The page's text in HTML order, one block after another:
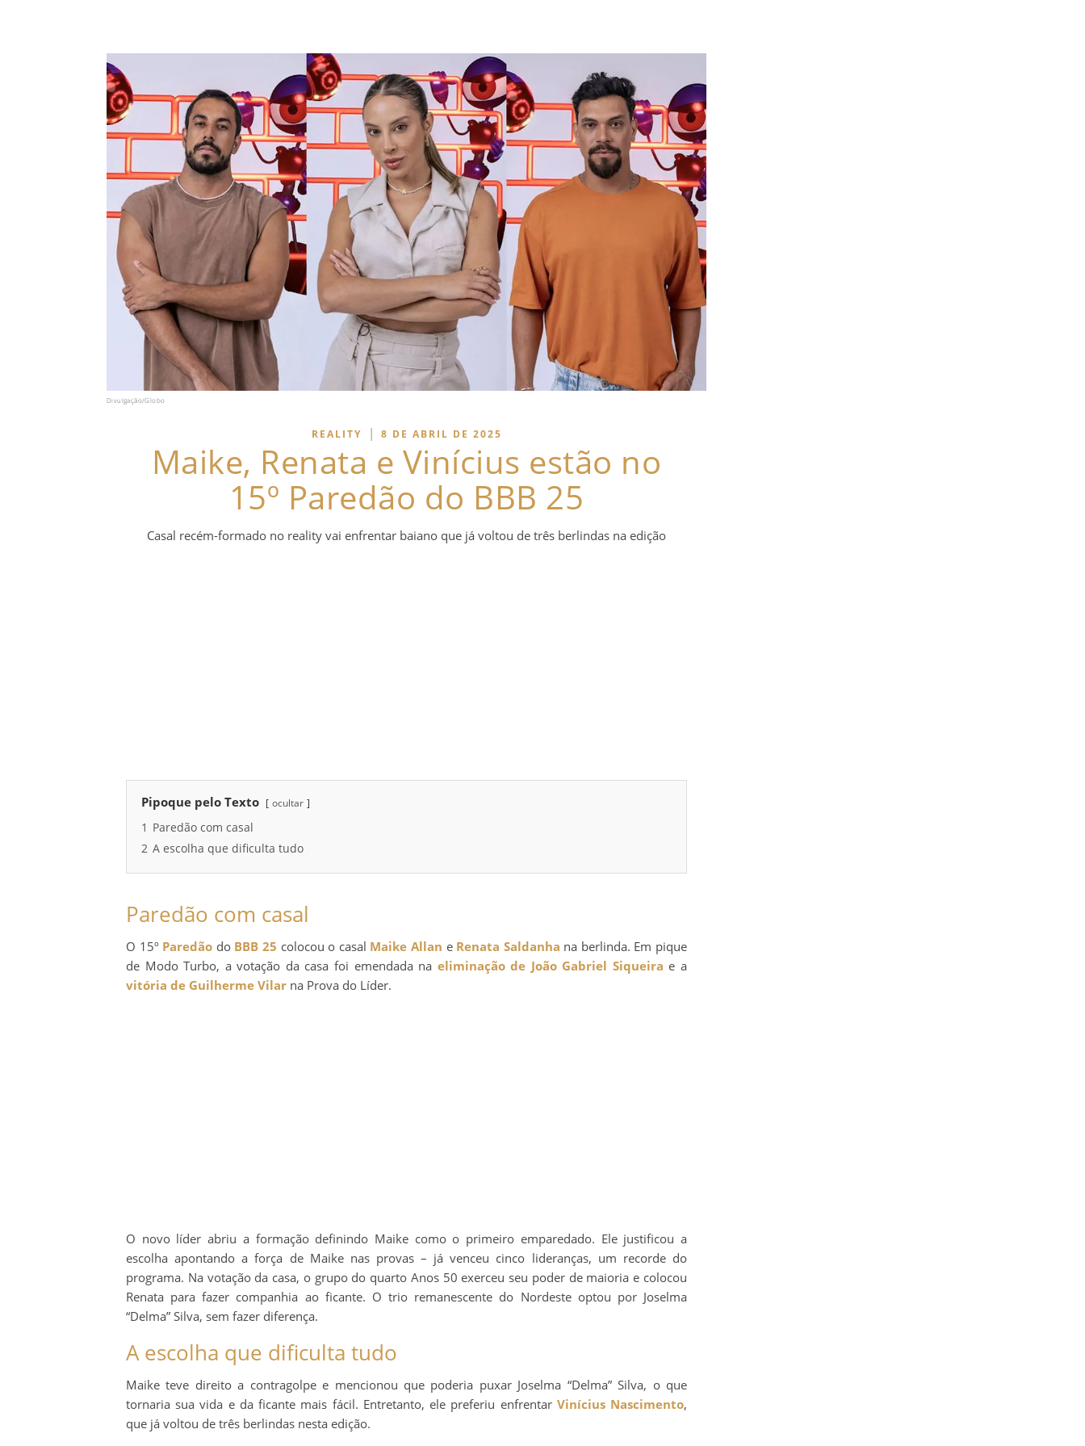
Divulgação/Globo
REALITY | 8 DE ABRIL DE 2025
Maike, Renata e Vinícius estão no
15º Paredão do BBB 25
Casal recém-formado no reality vai enfrentar baiano que já voltou de três berlindas na edição
Pipoque pelo Texto ocultar
1 Paredão com casal
2 A escolha que dificulta tudo
Paredão com casal
O 15º Paredão do BBB 25 colocou o casal Maike Allan e Renata Saldanha na berlinda. Em pique
de Modo Turbo, a votação da casa foi emendada na eliminação de João Gabriel Siqueira e a
vitória de Guilherme Vilar na Prova do Líder.
O novo líder abriu a formação definindo Maike como o primeiro emparedado. Ele justificou a
escolha apontando a força de Maike nas provas – já venceu cinco lideranças, um recorde do
programa. Na votação da casa, o grupo do quarto Anos 50 exerceu seu poder de maioria e colocou
Renata para fazer companhia ao ficante. O trio remanescente do Nordeste optou por Joselma
“Delma” Silva, sem fazer diferença.
A escolha que dificulta tudo
Maike teve direito a contragolpe e mencionou que poderia puxar Joselma “Delma” Silva, o que
tornaria sua vida e da ficante mais fácil. Entretanto, ele preferiu enfrentar Vinícius Nascimento,
que já voltou de três berlindas nesta edição.